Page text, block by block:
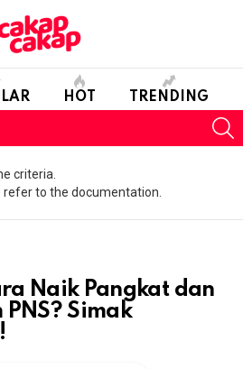
HOT TRENDING
criteria.
to the documentation.
Naik Pangkat dan
Simak